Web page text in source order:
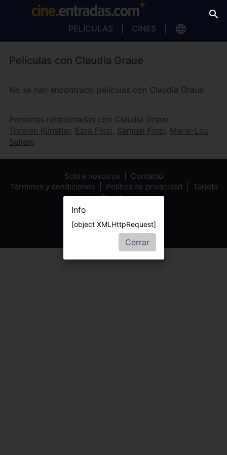
PELÍCULAS CINES
Películas con Claudia Graue
No se han encontrado películas con Claudia Graue
Personas relacionadas con Claudia Graue
Torsten Künstler, Ezra Finzi, Samuel Finzi, Marie-Lou
Sellem
Sobre nosotros
Contacto
Términos y condiciones
Política de privacidad
Tarjeta
Regalo
Info
[object XMLHttpRequest]
Cerrar